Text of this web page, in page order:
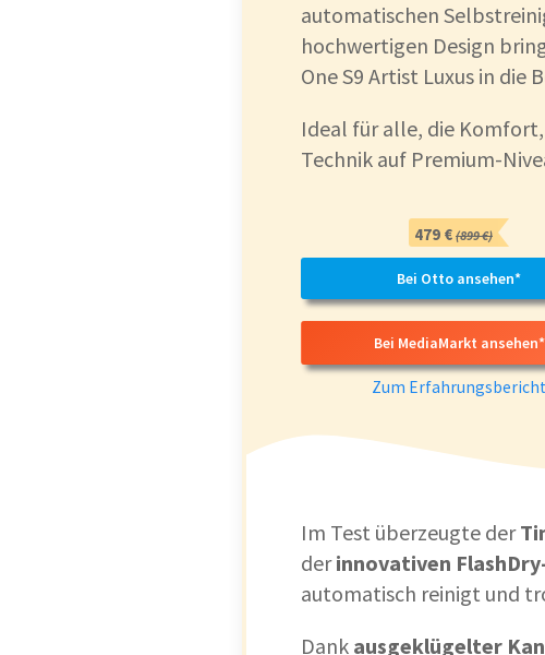
automatischen
hochwertigen Design
One S9 Artist Luxus in die
Ideal für alle, die
Technik auf Premium-
479 € (899 €)
Bei Otto ansehen*
Bei MediaMarkt ansehen*
Zum Erfahrungsbericht
Im Test überzeugte der
derinnovativen
automatisch reinigt und
Dank ausgeklügelter